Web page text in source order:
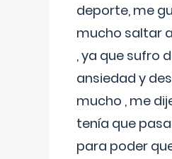
deporte, me
mucho saltar
, ya que sufro
ansiedad y
mucho , me
tenía que
para poder